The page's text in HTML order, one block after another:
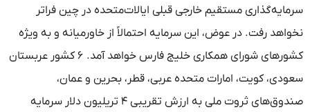
سرمایه‌گذاری مستقیم خارجی قبلی ایالات‌متحده در چین فراتر
نخواهد رفت. در عوض، این سرمایه احتمالاً از خاورمیانه و به ویژه
کشورهای شورای همکاری خلیج فارس خواهد آمد. ۶ کشور عربستان
سعودی، کویت، امارات متحده عربی، قطر، بحرین و عمان،
صندوق‌های ثروت ملی به ارزش تقریبی ۴ تریلیون دلار سرمایه